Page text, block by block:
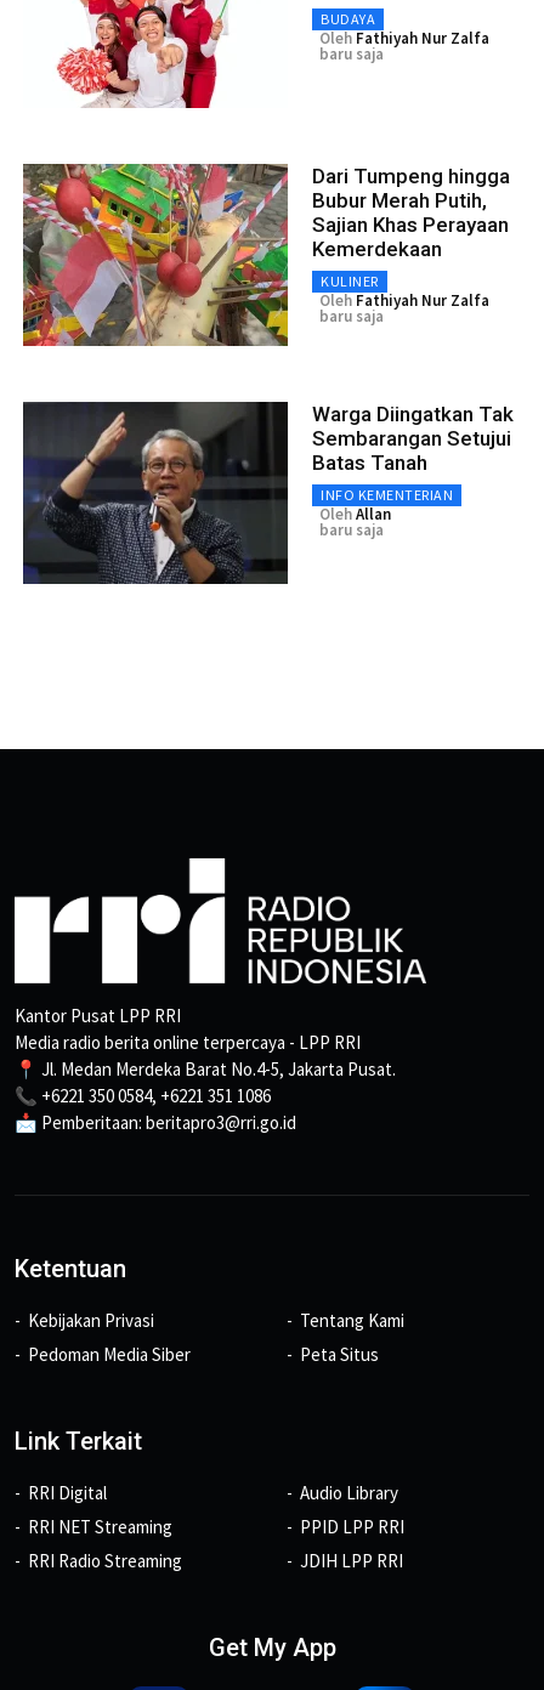
BUDAYA
Oleh Fathiyah Nur Zalfa
baru saja
Dari Tumpeng hingga
Bubur Merah Putih,
Sajian Khas Perayaan
Kemerdekaan
KULINER
Oleh Fathiyah Nur Zalfa
baru saja
Warga Diingatkan Tak
Sembarangan Setujui
Batas Tanah
INFO KEMENTERIAN
OlehAllan
baru saja
Kantor Pusat LPP RRI
Media radio berita online terpercaya - LPP RRI
📍 Jl. Medan Merdeka Barat No.4-5, Jakarta Pusat.
📞 +6221 350 0584, +6221 351 1086
📩 Pemberitaan: beritapro3@rri.go.id
Ketentuan
Kebijakan Privasi
Pedoman Media Siber
Tentang Kami
Peta Situs
Link Terkait
RRI Digital
RRI NET Streaming
RRI Radio Streaming
Audio Library
PPID LPP RRI
JDIH LPP RRI
Get My App